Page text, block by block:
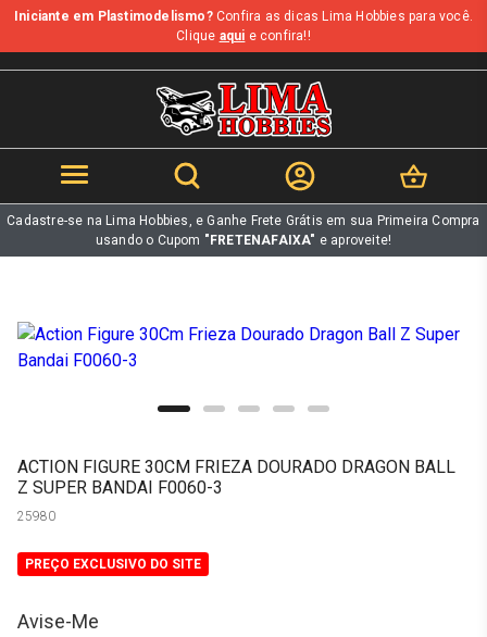
b
Iniciante em Plastimodelismo?Confira as dicas Lima Hobbies para você.
Clique aqui e confira!!
Cadastre-se na Lima Hobbies, e Ganhe Frete Grátis em sua Primeira Compra
usando o Cupom "FRETENAFAIXA" e aproveite!
ACTION FIGURE 30CM FRIEZA DOURADO DRAGON BALL
Z SUPER BANDAI F0060-3
25980
PREÇO EXCLUSIVO DO SITE
Avise-Me